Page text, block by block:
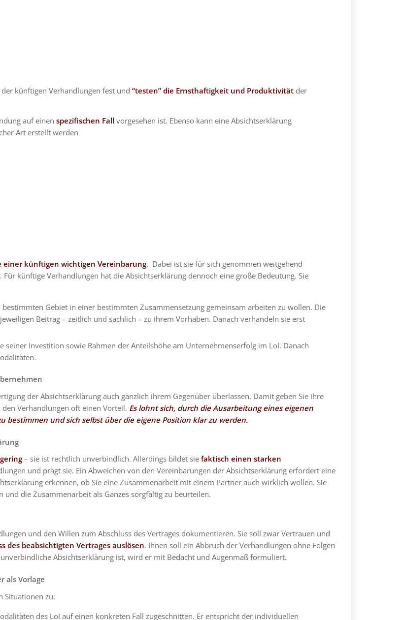
der künftigen Verhandlungen fest und“testen” die Ernsthaftigkeit und Produktivität der
auf einenspezifischen Fall vorgesehen ist. Ebenso kann eine Absichtserklärung
Art erstellt werden
einer künftigen wichtigen Vereinbarung. Dabei ist sie für sich genommen weitgehend
künftige Verhandlungen hat die Absichtserklärung dennoch eine große Bedeutung. Sie
Gebiet in einer bestimmten Zusammensetzung gemeinsam arbeiten zu wollen. Die
Beitrag – zeitlich und sachlich – zu ihrem Vorhaben. Danach verhandeln sie erst
Investition sowie Rahmen der Anteilshöhe am Unternehmenserfolg im LoI. Danach
der Absichtserklärung auch gänzlich ihrem Gegenüber überlassen. Damit geben Sie ihre
Verhandlungen oft einen Vorteil. Es lohnt sich, durch die Ausarbeitung eines eigenen
bestimmen und sich selbst über die eigene Position klar zu werden.
– sie ist rechtlich unverbindlich. Allerdings bildet siefaktisch einen starken
und prägt sie. Ein Abweichen von den Vereinbarungen der Absichtserklärung erfordert eine
erkennen, ob Sie eine Zusammenarbeit mit einem Partner auch wirklich wollen. Sie
die Zusammenarbeit als Ganzes sorgfältig zu beurteilen.
und den Willen zum Abschluss des Vertrages dokumentieren. Sie soll zwar Vertrauen und
des beabsichtigten Vertrages auslösen. Ihnen soll ein Abbruch der Verhandlungen ohne Folgen
Absichtserklärung ist, wird er mit Bedacht und Augenmaß formuliert.
als Vorlage
Situationen zu:
des LoI auf einen konkreten Fall zugeschnitten. Er entspricht der individuellen